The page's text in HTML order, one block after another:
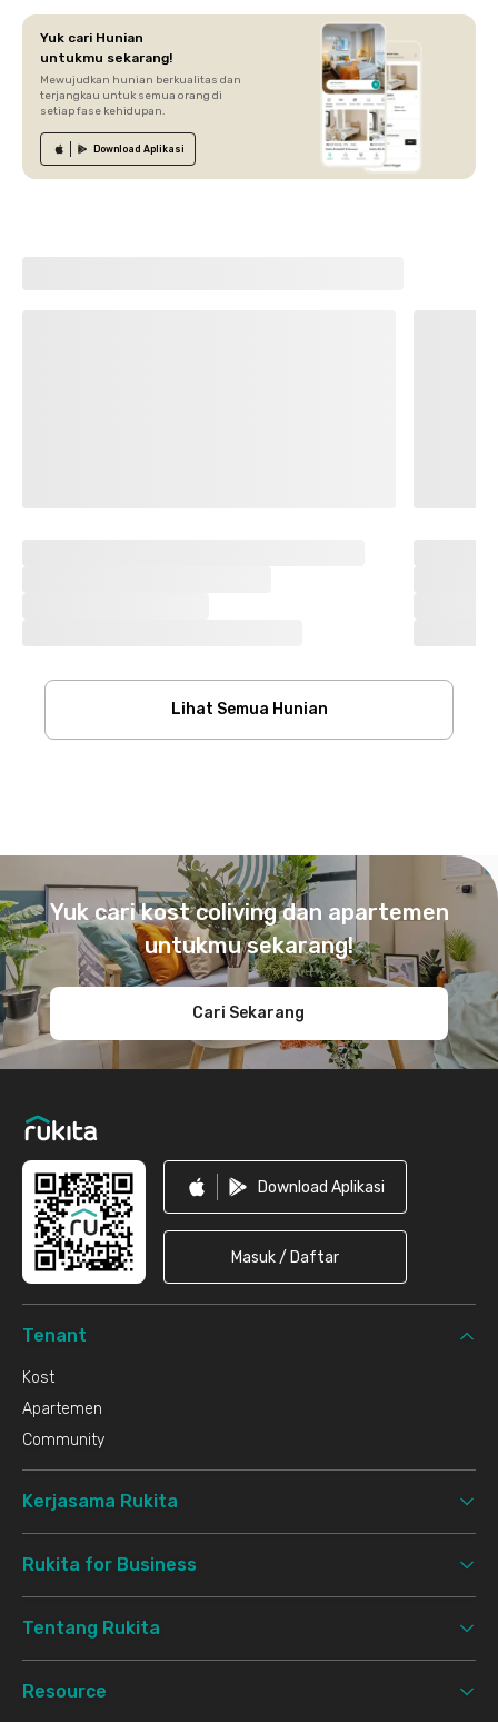
Yuk cari Hunian
untukmu sekarang!
Mewujudkan hunian berkualitas dan
terjangkau untuk semua orang di
setiap fase kehidupan.
Download Aplikasi
Lihat Semua Hunian
Yuk cari kost coliving dan apartemen
untukmu sekarang!
Cari Sekarang
Download Aplikasi
Masuk / Daftar
Tenant
Kost
Apartemen
Community
Kerjasama Rukita
Rukita for Business
Tentang Rukita
Resource